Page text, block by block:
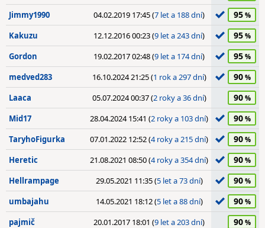
Jimmy1990 04.02.2019 17:45 (7 let a 188 dní) 95
Kakuzu 12.12.2016 00:23 (9 let a 243 dní) 95
Gordon 19.02.2017 02:48 (9 let a 174 dní) 95
medved283 16.10.2024 21:25 (1 rok a 297 dní) 90
Laaca 05.07.2024 00:37 (2 roky a 36 dní) 90
Mid17 28.04.2024 15:41 (2 roky a 103 dní) 90
TaryhoFigurka 07.01.2022 12:52 (4 roky a 215 dní) 90
Heretic 21.08.2021 08:50 (4 roky a 354 dní) 90
Hellrampage 29.05.2021 11:35 (5 let a 73 dní) 90
umbajahu 14.05.2021 18:12 (5 let a 88 dní) 90
pajmič 20.01.2017 18:01 (9 let a 203 dní) 90